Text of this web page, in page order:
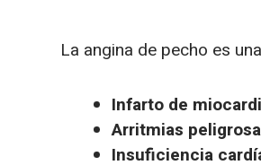
La angina de pecho es
Infarto de
Arritmias
Insuficiencia